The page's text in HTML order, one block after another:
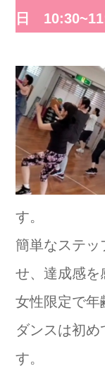
日
す。
簡単なステッ
せ、達成感を
女性限定で年
ダンスは初
す。